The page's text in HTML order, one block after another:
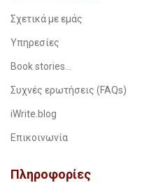
Σχετικά με εμάς
Υπηρεσίες
Book stories…
Συχνές ερωτήσεις (FAQs)
iWrite.blog
Επικοινωνία
Πληροφορίες